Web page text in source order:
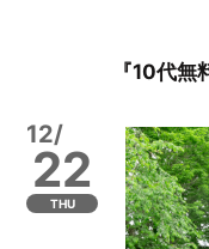
『10代無
12/
22
THU